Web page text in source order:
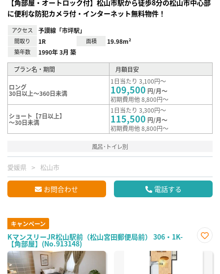
【角部屋・オートロック付】松山市駅から徒歩8分の松山市中心部
に便利な防犯カメラ付・インターネット無料物件！
アクセス 予讃線「市坪駅」
間取り 1R 面積 19.98m²
築年数 1990年 3月 築
プラン名・期間 月額目安
ロング
30日以上～360日未満
1日当たり 3,100円～
109,500 円/月～
初期費用他 8,800円～
ショート【7日以上】
～30日未満
1日当たり 3,300円～
115,500 円/月～
初期費用他 8,800円～
風呂･トイレ別
愛媛県 松山市
お問合わせ 電話する
キャンペーン
KマンスリーJR松山駅前（松山宮田郵便局前） 306・1K-
【角部屋】(No.913148)
に入